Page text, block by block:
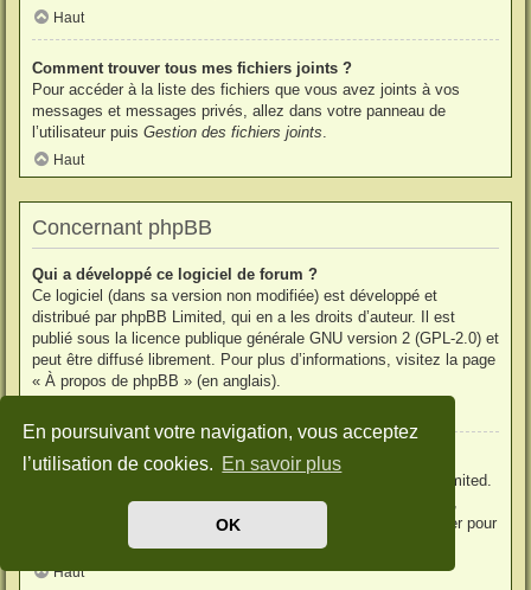
En poursuivant votre navigation, vous acceptez
l’utilisation de cookies. En savoir plus
OK
Haut
Comment trouver tous mes fichiers joints ?
Pour accéder à la liste des fichiers que vous avez joints à vos
messages et messages privés, allez dans votre panneau de
l’utilisateur puis Gestion des fichiers joints
Haut
Concernant phpBB
Qui a développé ce logiciel de forum ?
Ce logiciel (dans sa version non modifiée) est développé et
distribué par phpBB Limited , qui en a les droits d’auteur. Il est
publié sous la licence publique générale GNU version 2 (GPL-2.0) et
peut être diffusé librement. Pour plus d’informations, visitez la page
« À propos de phpBB » (en anglais).
Pourquoi la fonctionnalité X n’est pas disponible ?
Ce logiciel a été développé et mis sous licence par phpBB Limited.
Si vous pensez qu’une fonctionnalité nécessite d’être ajoutée,
phpBB Ideas(en anglais) où vous pouvez voter pour
des idées proposées ou en suggérer de nouvelles.
Haut